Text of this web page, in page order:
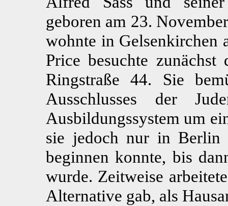
geboren am 23.
wohnte in Gelsenkirchen
Price besuchte
Ringstraße 44. Sie
Ausschlusses der
Ausbildungssystem um
sie jedoch nur in Berlin
beginnen konnte, bis
wurde. Zeitweise
Alternative gab, als